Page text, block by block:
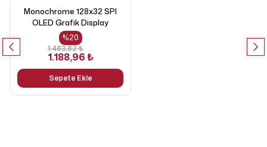
Monochrome 128x32 SPI
OLED Grafik Display
%20
1.483,82 ₺
1.188,96 ₺
Sepete Ekle